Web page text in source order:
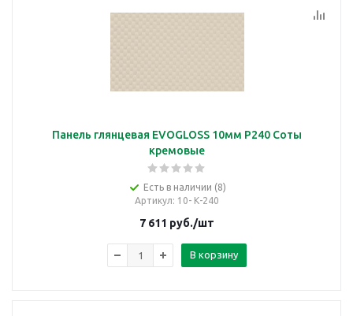
Панель глянцевая EVOGLOSS 10мм P240 Соты
кремовые
Есть в наличии (8)
Артикул: 10- К-240
7 611 руб./шт
В корзину